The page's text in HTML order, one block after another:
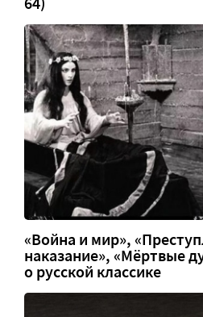
«Война и мир»,
наказание», «Мёртвые
о русской классике